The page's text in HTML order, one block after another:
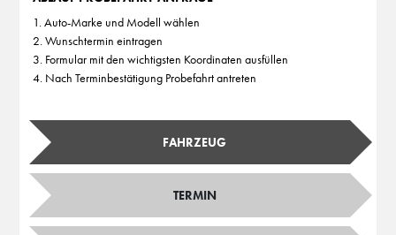
1. Auto-Marke und Modell wählen
2. Wunschtermin eintragen
3. Formular mit den wichtigsten Koordinaten ausfüllen
4. Nach Terminbestätigung Probefahrt antreten
FAHRZEUG
TERMIN